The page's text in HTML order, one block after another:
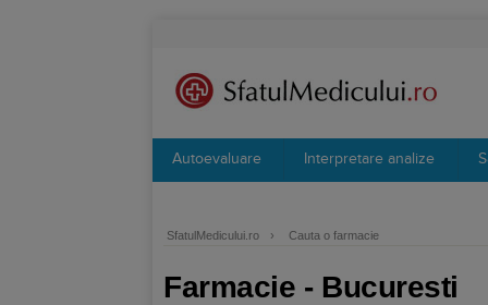
Autoevaluare Interpretare analize
SfatulMedicului.ro › Cauta o farmacie
Farmacie - Bucuresti